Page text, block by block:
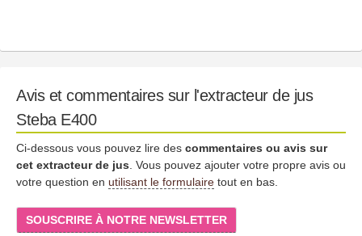
Avis et commentaires sur l'extracteur de jus
Steba E400
Ci-dessous vous pouvez lire des commentaires ou avis sur
cet extracteur de jus . Vous pouvez ajouter votre propre avis ou
votre question en utilisant le formulaire tout en bas.
SOUSCRIRE À NOTRE NEWSLETTER